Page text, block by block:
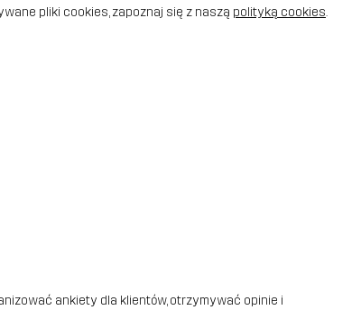
pliki cookies, zapoznaj się z naszą polityką cookies.
ankiety dla klientów, otrzymywać opinie i